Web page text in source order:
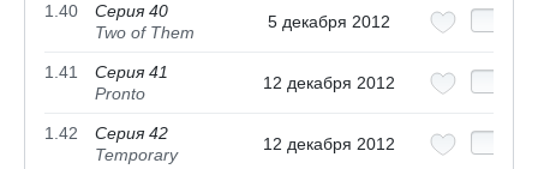
1.40
Серия 40
Two of Them
5 декабря 2012
1.41
Серия 41
Pronto
12 декабря 2012
1.42
Серия 42
Temporary
12 декабря 2012